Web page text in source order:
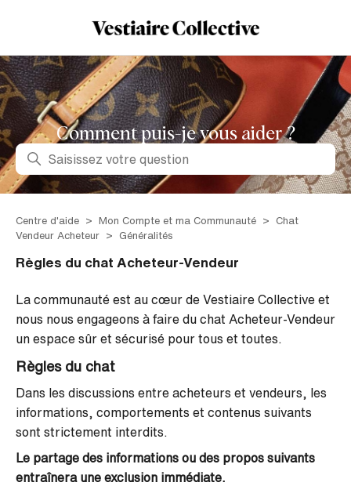
Comment puis-je vous aider ?
Recherche
Centre d'aide Mon Compte et ma Communauté
Chat
Vendeur Acheteur
Généralités
Règles du chat Acheteur-Vendeur
La communauté est au cœur de Vestiaire Collective et
nous nous engageons à faire du chat Acheteur-Vendeur
un espace sûr et sécurisé pour tous et toutes.
Règles du chat
Dans les discussions entre acheteurs et vendeurs, les
informations, comportements et contenus suivants
sont strictement interdits.
Le partage des informations ou des propos suivants
entraînera une exclusion immédiate.